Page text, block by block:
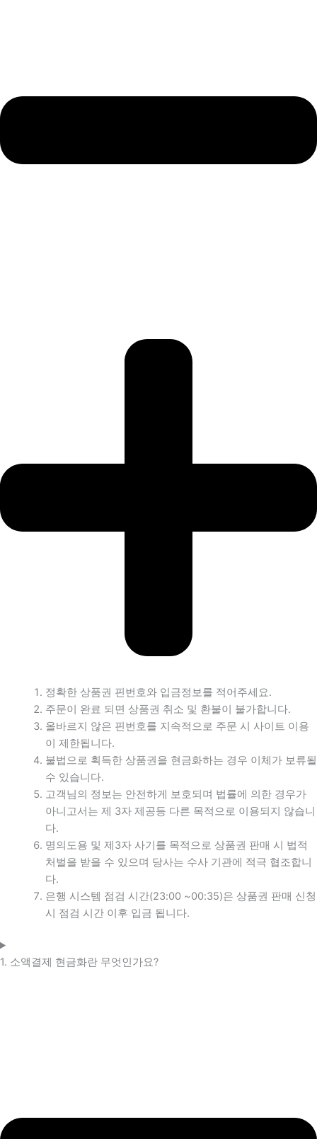
정확한 상품권 핀번호와 입금정보를 적어주세요.
주문이 완료 되면 상품권 취소 및 환불이 불가합니다.
올바르지 않은 핀번호를 지속적으로 주문 시 사이트 이용
이 제한됩니다.
불법으로 획득한 상품권을 현금화하는 경우 이체가 보류될
수 있습니다.
고객님의 정보는 안전하게 보호되며 법률에 의한 경우가
아니고서는 제 3자 제공등 다른 목적으로 이용되지 않습니
다.
명의도용 및 제3자 사기를 목적으로 상품권 판매 시 법적
처벌을 받을 수 있으며 당사는 수사 기관에 적극 협조합니
다.
은행 시스템 점검 시간(23:00 ~00:35)은 상품권 판매 신청
시 점검 시간 이후 입금 됩니다.
1. 소액결제 현금화란 무엇인가요?